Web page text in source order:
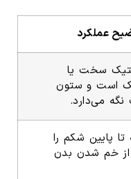
عملکرد
سخت یا
است و ستون
نگه می‌دارد.
پایین شکم را
از خم شدن بدن